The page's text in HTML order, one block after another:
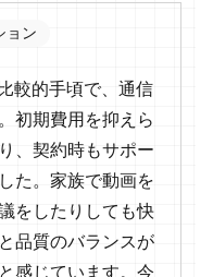
ョン
較的手頃で、通信
初期費用を抑えら
、契約時もサポー
た。家族で動画を
をしたりしても快
品質のバランスが
感じています。今